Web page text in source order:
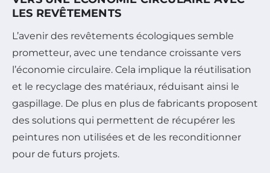
LES REVÊTEMENTS
L’avenir des revêtements écologiques semble
prometteur, avec une tendance croissante vers
l’économie circulaire. Cela implique la réutilisation
et le recyclage des matériaux, réduisant ainsi le
gaspillage. De plus en plus de fabricants proposent
des solutions qui permettent de récupérer les
peintures non utilisées et de les reconditionner
pour de futurs projets.